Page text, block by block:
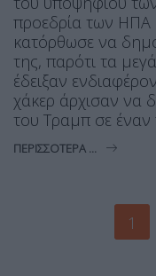
προεδρία των ΗΠΑ
κατόρθωσε να
της, παρότι τα
έδειξαν
χάκερ άρχισαν να
του Τραμπ σε έναν
ΠΕΡΙΣΣΌΤΕΡΑ ...
1